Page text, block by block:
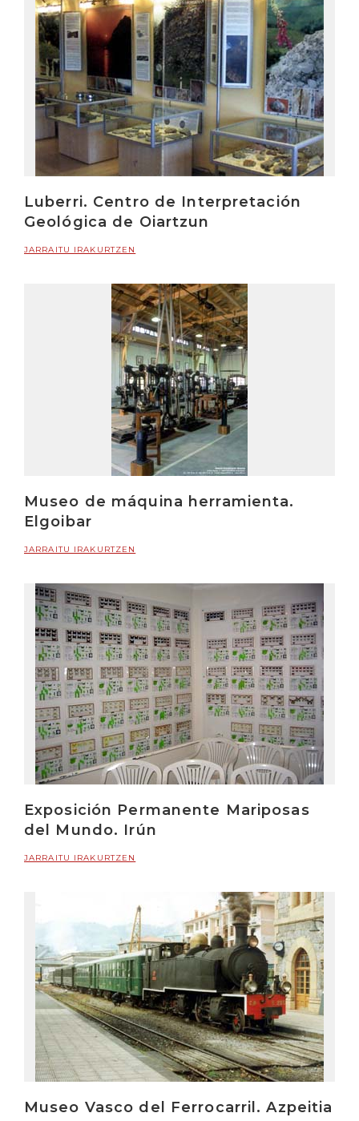
Luberri. Centro de Interpretación
Geológica de Oiartzun
JARRAITU IRAKURTZEN
Museo de máquina herramienta.
Elgoibar
JARRAITU IRAKURTZEN
Exposición Permanente Mariposas
del Mundo. Irún
JARRAITU IRAKURTZEN
Museo Vasco del Ferrocarril. Azpeitia